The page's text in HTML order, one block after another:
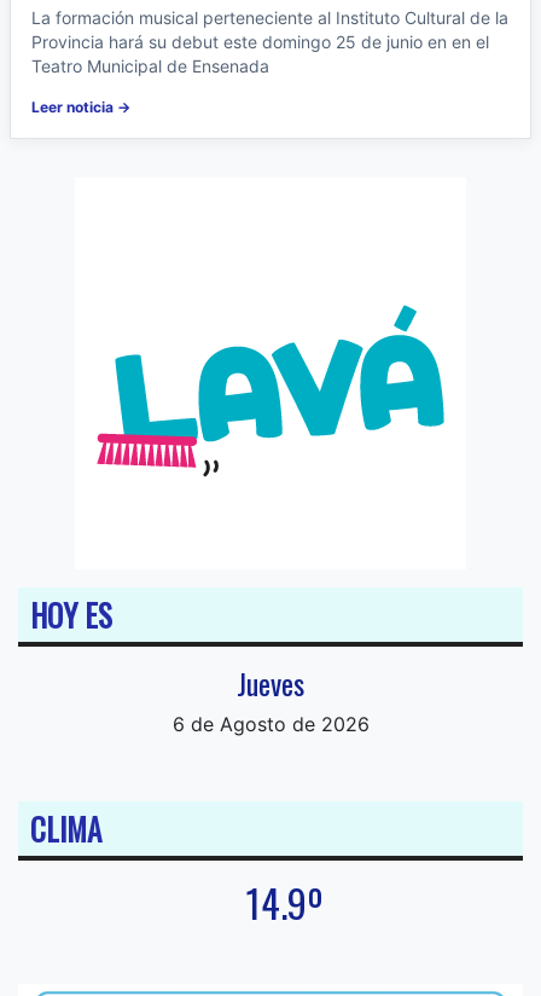
La formación musical perteneciente al Instituto Cultural de la
Provincia hará su debut este domingo 25 de junio en en el
Teatro Municipal de Ensenada
Leer noticia →
HOY ES
Jueves
6 de Agosto de 2026
CLIMA
14.9º